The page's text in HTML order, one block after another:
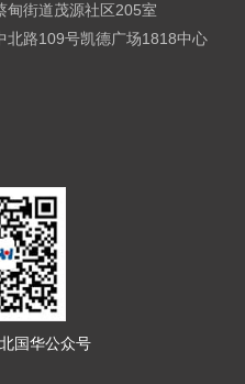
甸街道茂源社区205室
北路109号凯德广场1818中心
国华公众号